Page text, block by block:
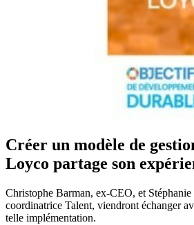
Créer un modèle de
Loyco partage son
Christophe Barman, ex-CEO, et
coordinatrice Talent, viendront échanger
telle implémentation.